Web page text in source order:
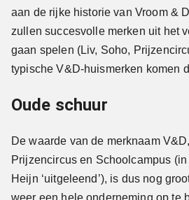
aan de rijke historie van Vroom &
zullen succesvolle merken uit het
gaan spelen (Liv, Soho,
typische V&D-huismerken komen
Oude schuur
De waarde van de merknaam
Prijzencircus en Schoolcampus
Heijn ‘uitgeleend’), is dus nog
weer een hele onderneming op te